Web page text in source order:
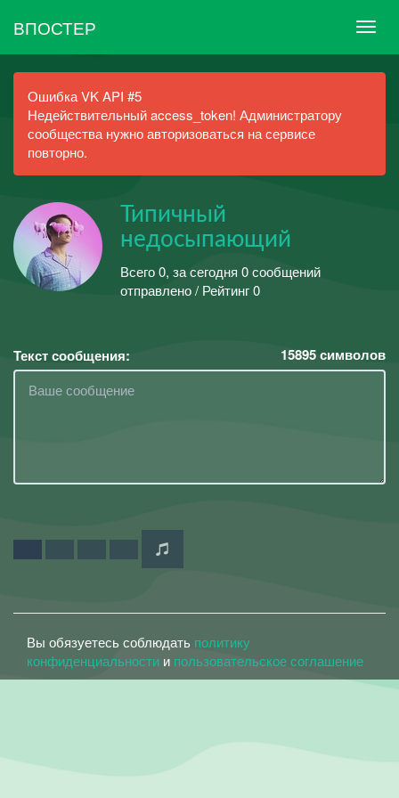
ВПОСТЕР
Ошибка VK API #5
Недействительный access_token! Администратору
сообщества нужно авторизоваться на сервисе
повторно.
Типичный
недосыпающий
Всего 0, за сегодня 0 сообщений
отправлено / Рейтинг 0
Текст сообщения: 15895символов
Вы обязуетесь соблюдать политику
конфиденциальности и пользовательское соглашение